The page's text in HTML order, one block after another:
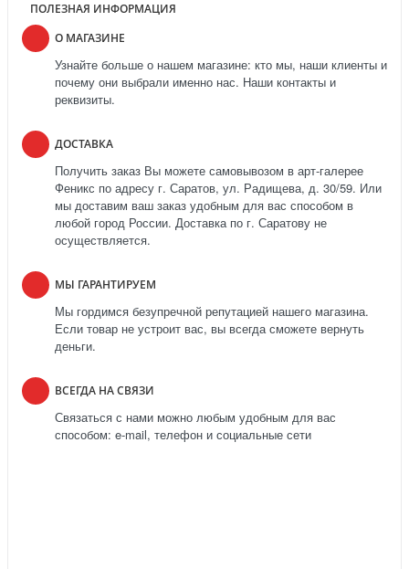
ПОЛЕЗНАЯ ИНФОРМАЦИЯ
О МАГАЗИНЕ
Узнайте больше о нашем магазине: кто мы, наши клиенты и
почему они выбрали именно нас. Наши контакты и
реквизиты.
ДОСТАВКА
Получить заказ Вы можете самовывозом в арт-галерее
Феникс по адресу г. Саратов, ул. Радищева, д. 30/59. Или
мы доставим ваш заказ удобным для вас способом в
любой город России. Доставка по г. Саратову не
осуществляется.
МЫ ГАРАНТИРУЕМ
Мы гордимся безупречной репутацией нашего магазина.
Если товар не устроит вас, вы всегда сможете вернуть
деньги.
ВСЕГДА НА СВЯЗИ
Связаться с нами можно любым удобным для вас
способом: e-mail, телефон и социальные сети